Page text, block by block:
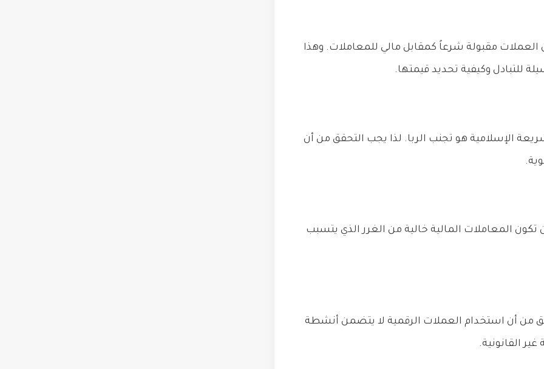
العملات مقبولة شرعاً كمقابل مالي للمعاملات. وهذا
للتبادل وكيفية تحديد قيمتها.
الإسلامية هو تجنب الربا. لذا يجب التحقق من أن
تكون المعاملات المالية خالية من الغرر الذي يتسبب
من أن استخدام العملات الرقمية لا يتضمن أنشطة
القانونية.